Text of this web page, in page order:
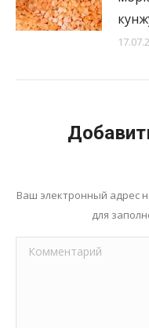
Ваш электронный адрес
для
Комментарий